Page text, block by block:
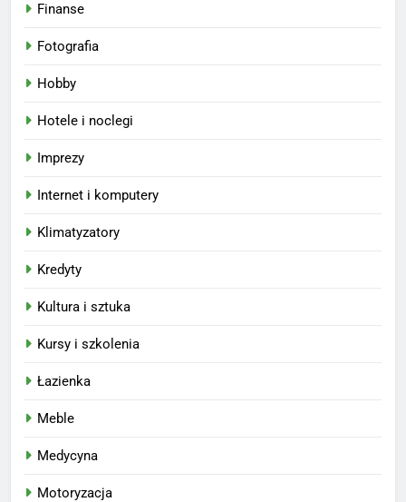
Finanse
Fotografia
Hobby
Hotele i noclegi
Imprezy
Internet i komputery
Klimatyzatory
Kredyty
Kultura i sztuka
Kursy i szkolenia
Łazienka
Meble
Medycyna
Motoryzacja